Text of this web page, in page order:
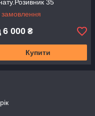
35
замовлення
6 000 ₴
Купити